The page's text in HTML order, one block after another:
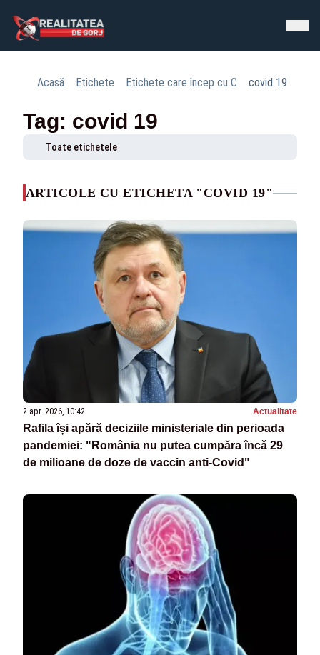
Acasă Etichete Etichete care încep cu C covid 19
Tag: covid 19
Toate etichetele
ARTICOLE CU ETICHETA "COVID 19"
2 apr. 2026, 10:42 Actualitate
Rafila își apără deciziile ministeriale din perioada
pandemiei: "România nu putea cumpăra încă 29
de milioane de doze de vaccin anti-Covid"